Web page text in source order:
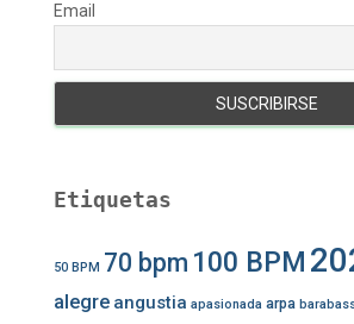
Email
Etiquetas
50 BPM 70 bpm 100 BPM
alegre angustia apasionada arpa